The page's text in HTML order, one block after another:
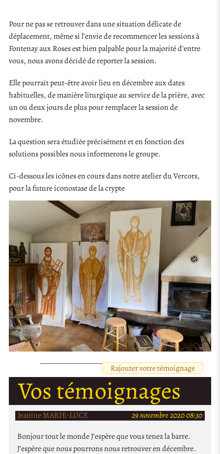
Pour ne pas se retrouver dans une situation délicate de
déplacement, même si l’envie de recommencer les sessions à
Fontenay aux Roses est bien palpable pour la majorité d’entre
vous, nous avons décidé de reporter la session.
Elle pourrait peut-être avoir lieu en décembre aux dates
habituelles, de manière liturgique au service de la prière, avec
un ou deux jours de plus pour remplacer la session de
novembre.
La question sera étudiée précisément et en fonction des
solutions possibles nous informerons le groupe.
Ci-dessous les icônes en cours dans notre atelier du Vercors,
pour la future iconostase de la crypte
Rajouter votre témoignage
Vos témoignages
Jeanine MARIE-LUCE
29 novembre 2020 08:30
Bonjour tout le monde J’espère que vous tenez la barre.
J’espère que nous pourrons nous retrouver en décembre.